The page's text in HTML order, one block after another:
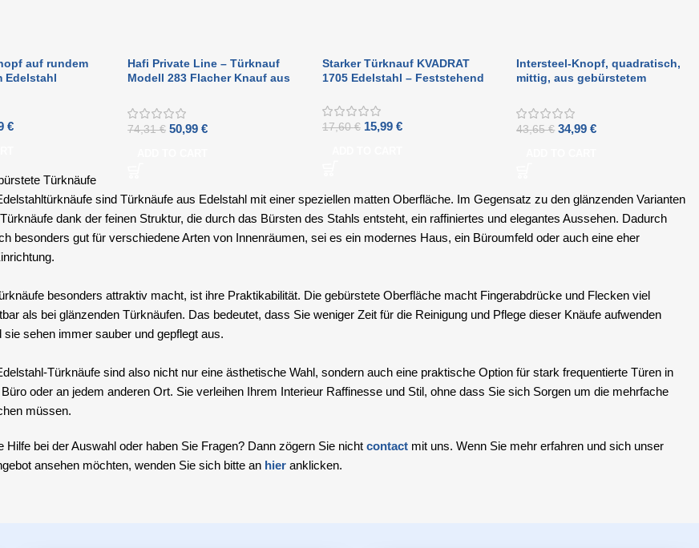
auf rundem
Edelstahl
€
Hafi Private Line – Türknauf
Modell 283 Flacher Knauf aus
quadratischer Rosette
74,31€ 50,99€
Starker Türknauf KVADRAT
1705 Edelstahl – Feststehend
17,60€ 15,99 €
Intersteel-Knopf, quadratisch,
mittig, aus gebürstetem
43,65€ 34,99€
Türknäufe
sind Türknäufe aus Edelstahl mit einer speziellen matten Oberfläche. Im Gegensatz zu den glänzenden Varianten
dank der feinen Struktur, die durch das Bürsten des Stahls entsteht, ein raffiniertes und elegantes Aussehen. Dadurch
besonders gut für verschiedene Arten von Innenräumen, sei es ein modernes Haus, ein Büroumfeld oder auch eine eher
besonders attraktiv macht, ist ihre Praktikabilität. Die gebürstete Oberfläche macht Fingerabdrücke und Flecken viel
als bei glänzenden Türknäufen. Das bedeutet, dass Sie weniger Zeit für die Reinigung und Pflege dieser Knäufe aufwenden
sie sehen immer sauber und gepflegt aus.
Türknäufe sind also nicht nur eine ästhetische Wahl, sondern auch eine praktische Option für stark frequentierte Türen in
oder an jedem anderen Ort. Sie verleihen Ihrem Interieur Raffinesse und Stil, ohne dass Sie sich Sorgen um die mehrfache
müssen.
Hilfe bei der Auswahl oder haben Sie Fragen? Dann zögern Sie nicht contactmit uns. Wenn Sie mehr erfahren und sich unser
ansehen möchten, wenden Sie sich bitte an hieranklicken.